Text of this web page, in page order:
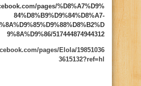
pages/%D8%A7%D9%
84%D8%B9%D9%84%D8%A7-
9%8A%D9%86/517444874944312
pages/Elola/19851036
3615132?ref=hl